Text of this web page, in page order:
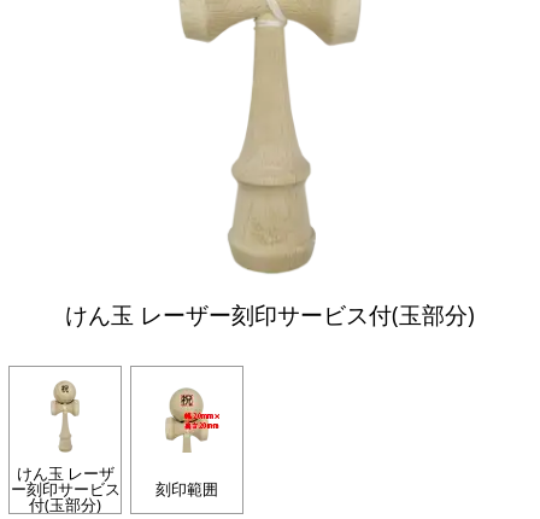
けん玉 レーザー刻印サービス付(玉部分)
けん玉 レーザ
ー刻印サービス
付(玉部分)
刻印範囲